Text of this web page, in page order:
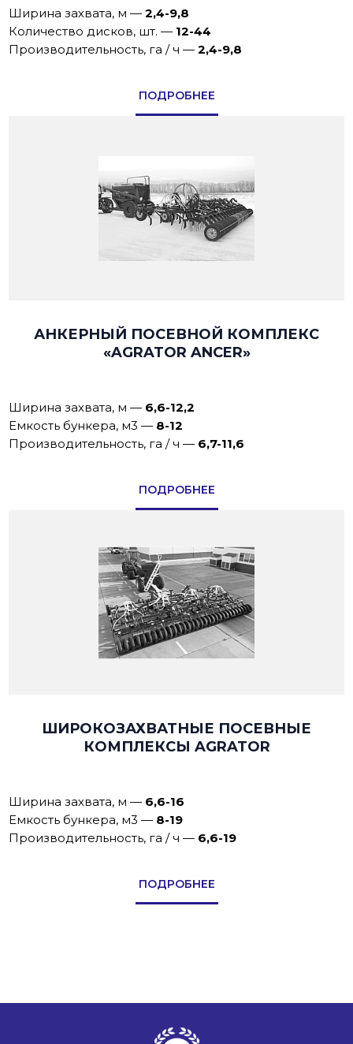
Ширина захвата, м —2,4-9,8
Количество дисков, шт. — 12-44
Производительность, га / ч —2,4-9,8
ПОДРОБНЕЕ
АНКЕРНЫЙ ПОСЕВНОЙ КОМПЛЕКС
«AGRATOR ANCER»
Ширина захвата, м — 6,6-12,2
Емкость бункера, м3 — 8-12
Производительность, га / ч — 6,7-11,6
ПОДРОБНЕЕ
ШИРОКОЗАХВАТНЫЕ ПОСЕВНЫЕ
КОМПЛЕКСЫ AGRATOR
Ширина захвата, м — 6,6-16
Емкость бункера, м3 — 8-19
Производительность, га / ч — 6,6-19
ПОДРОБНЕЕ